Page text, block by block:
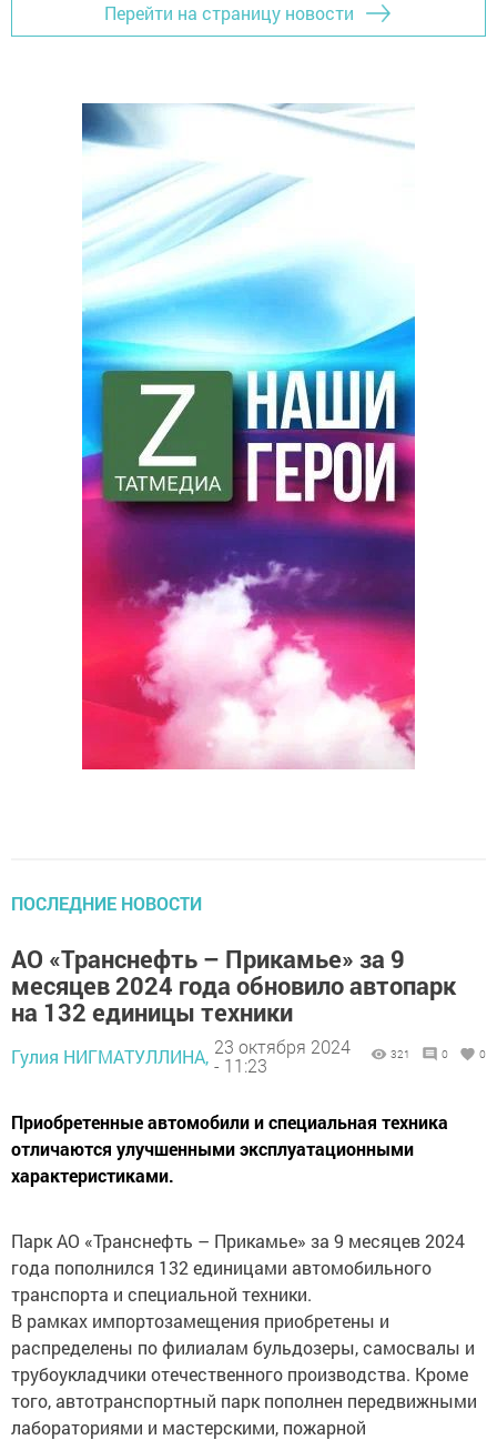
Перейти на страницу новости
ПОСЛЕДНИЕ НОВОСТИ
АО «Транснефть – Прикамье» за 9
месяцев 2024 года обновило автопарк
на 132 единицы техники
Гулия НИГМАТУЛЛИНА, 23 октября 2024
- 11:23
321 0 0
Приобретенные автомобили и специальная техника
отличаются улучшенными эксплуатационными
характеристиками.
Парк АО «Транснефть – Прикамье» за 9 месяцев 2024
года пополнился 132 единицами автомобильного
транспорта и специальной техники.
В рамках импортозамещения приобретены и
распределены по филиалам бульдозеры, самосвалы и
трубоукладчики отечественного производства. Кроме
того, автотранспортный парк пополнен передвижными
лабораториями и мастерскими, пожарной